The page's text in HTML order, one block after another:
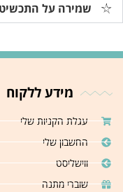
שמירה על התכשיט
מידע ללקוח
עגלת הקניות שלי
החשבון שלי
ווישליסט
שוברי מתנה